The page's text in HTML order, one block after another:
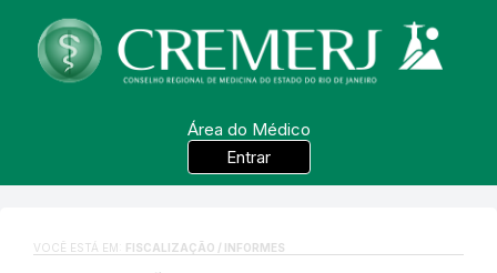
Área do Médico
Entrar
VOCÊ ESTÁ EM: FISCALIZAÇÃO / INFORMES